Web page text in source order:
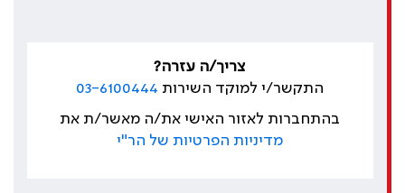
צריך/ה עזרה?
התקשר/י למוקד השירות 03-6100444
בהתחברות לאזור האישי את/ה מאשר/ת את
מדיניות הפרטיות של הר"י